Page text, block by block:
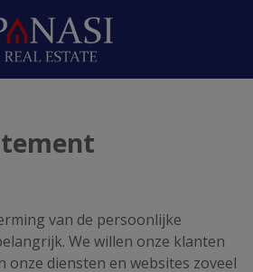
van de persoonlijke
We willen onze klanten
onze diensten en websites zoveel